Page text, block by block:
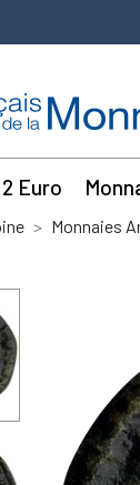
2 Euro
Monnaies